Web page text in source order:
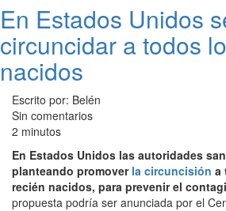
En Estados Unidos
circuncidar a todos
nacidos
Escrito por: Belén
Sin comentarios
2 minutos
En Estados Unidos las autoridades
planteando promover la circuncisión a
recién nacidos, para prevenir el
propuesta podría ser anunciada por el